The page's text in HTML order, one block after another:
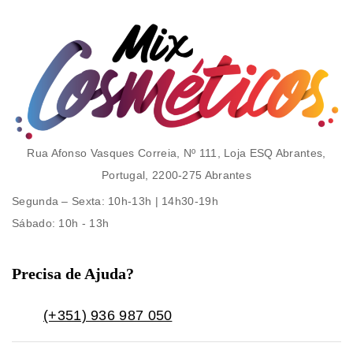
Rua Afonso Vasques Correia, Nº 111, Loja ESQ Abrantes,
Portugal, 2200-275 Abrantes
Segunda – Sexta: 10h-13h | 14h30-19h
Sábado: 10h - 13h
Precisa de Ajuda?
(+351) 936 987 050